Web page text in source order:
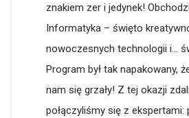
znakiem zer i jedynek!
Informatyka – święto
nowoczesnych technologii i…
Program był tak napakowany,
nam się grzały! Z tej okazji
połączyliśmy się z ekspertami: